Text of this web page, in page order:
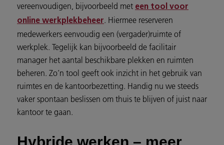
vereenvoudigen, bijvoorbeeld met een tool voor
online werkplekbeheer. Hiermee reserveren
medewerkers eenvoudig een (vergader)ruimte of
werkplek. Tegelijk kan bijvoorbeeld de facilitair
manager het aantal beschikbare plekken en ruimten
beheren. Zo’n tool geeft ook inzicht in het gebruik van
ruimtes en de kantoorbezetting. Handig nu we steeds
vaker spontaan beslissen om thuis te blijven of juist naar
kantoor te gaan.
Hybride werken – meer